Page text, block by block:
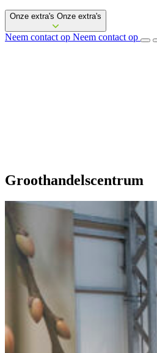
Onze extra's Onze extra's
Neem contact op Neem contact op
Groothandelscentrum